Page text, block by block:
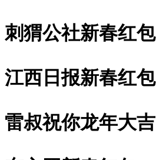
刺猬公社新春红包
江西日报新春红包
雷叔祝你龙年大吉